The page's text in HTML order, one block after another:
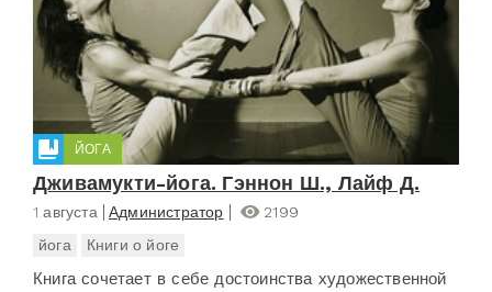
ЙОГА
Дживамукти-йога. Гэннон Ш., Лайф Д.
1 августа Администратор
2199
йога
Книги о йоге
Книга сочетает в себе достоинства художественной